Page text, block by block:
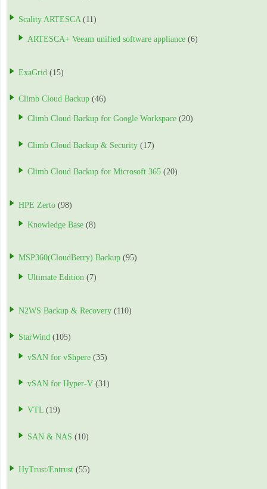
Scality ARTESCA (11)
ARTESCA+ Veeam unified software appliance (6)
ExaGrid (15)
Climb Cloud Backup (46)
Climb Cloud Backup for Google Workspace (20)
Climb Cloud Backup & Security (17)
Climb Cloud Backup for Microsoft 365 (20)
HPE Zerto (98)
Knowledge Base (8)
MSP360(CloudBerry) Backup (95)
Ultimate Edition (7)
N2WS Backup & Recovery (110)
StarWind (105)
vSAN for vShpere (35)
vSAN for Hyper-V (31)
VTL (19)
SAN & NAS (10)
HyTrust/Entrust (55)